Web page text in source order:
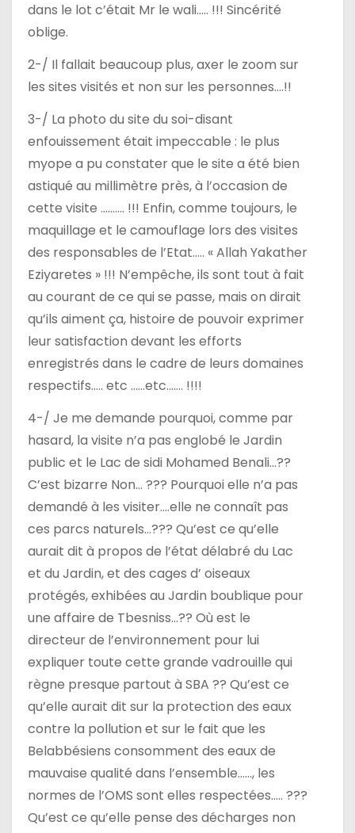
dans le lot c’était Mr le wali….. !!! Sincérité
oblige.
2-/ Il fallait beaucoup plus, axer le zoom sur
les sites visités et non sur les personnes….!!
3-/ La photo du site du soi-disant
enfouissement était impeccable : le plus
myope a pu constater que le site a été bien
astiqué au millimètre près, à l’occasion de
cette visite ….…… !!! Enfin, comme toujours, le
maquillage et le camouflage lors des visites
des responsables de l’Etat….. « Allah Yakather
Eziyaretes » !!! N’empêche, ils sont tout à fait
au courant de ce qui se passe, mais on dirait
qu’ils aiment ça, histoire de pouvoir exprimer
leur satisfaction devant les efforts
enregistrés dans le cadre de leurs domaines
respectifs….. etc ……etc……. !!!!
4-/ Je me demande pourquoi, comme par
hasard, la visite n’a pas englobé le Jardin
public et le Lac de sidi Mohamed Benali…??
C’est bizarre Non… ??? Pourquoi elle n’a pas
demandé à les visiter….elle ne connaît pas
ces parcs naturels…??? Qu’est ce qu’elle
aurait dit à propos de l’état délabré du Lac
et du Jardin, et des cages d’ oiseaux
protégés, exhibées au Jardin boublique pour
une affaire de Tbesniss…?? Où est le
directeur de l’environnement pour lui
expliquer toute cette grande vadrouille qui
règne presque partout à SBA ?? Qu’est ce
qu’elle aurait dit sur la protection des eaux
contre la pollution et sur le fait que les
Belabbésiens consomment des eaux de
mauvaise qualité dans l’ensemble……, les
normes de l’OMS sont elles respectées….. ???
Qu’est ce qu’elle pense des décharges non